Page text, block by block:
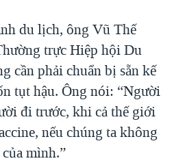
du lịch, ông Vũ Thế
trực Hiệp hội Du
cần phải chuẩn bị sẵn kế
tụt hậu. Ông nói: “Người
đi trước, khi cả thế giới
nếu chúng ta không
mình.”